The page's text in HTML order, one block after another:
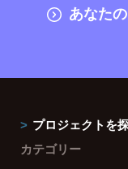
あなた
プロジェクトを
カテゴリー